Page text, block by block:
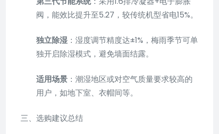
阀，能效比提升至5.27，较传统机型省电15%。
独立除湿 ：湿度调节精度达±1%，梅雨季节可单
独开启除湿模式，避免墙面结露。
适用场景 ：潮湿地区或对空气质量要求较高的
用户，如地下室、衣帽间等。
三、选购建议总结